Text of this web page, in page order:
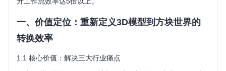
一、价值定位：重新定义3D模型到方块世界的
转换效率
1.1 核心价值：解决三大行业痛点